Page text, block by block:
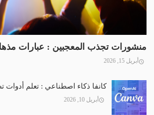
منشورات تجذب المعجبين : عبارات مذهلة
أبريل 15, 2026
كانفا ذكاء اصطناعي : تعلم أدوات
أبريل 10, 2026